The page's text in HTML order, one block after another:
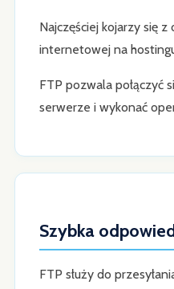
Najczęściej kojarzy się
internetowej na
FTP pozwala połączyć
serwerze i wykonać
Szybka
FTP służy do